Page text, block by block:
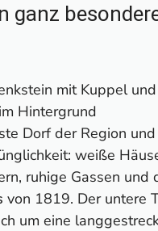
ganz
Dorf der Region
weiße
ruhige Gassen und
von 1819. Der untere
um eine